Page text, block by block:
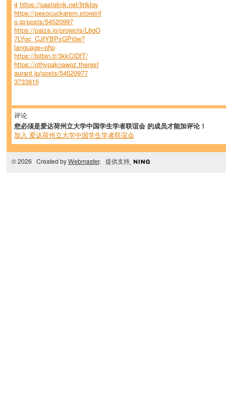
4 https://pastelink.net/llriklqy
https://pesocuckarem.storeinf
o.jp/posts/54520997
https://paiza.io/projects/L6gO
7LYgc_CJfYBPxGPi0w?
language=php
https://bitbin.it/3kkCIDfT/
https://othypaknawoz.therest
aurant.jp/posts/54520977
3733815
评论
您必须是爱达荷州立大学中国学生学者联谊会 的成员才能加评论！
加入 爱达荷州立大学中国学生学者联谊会
© 2026 Created byWebmaster. 提供支持